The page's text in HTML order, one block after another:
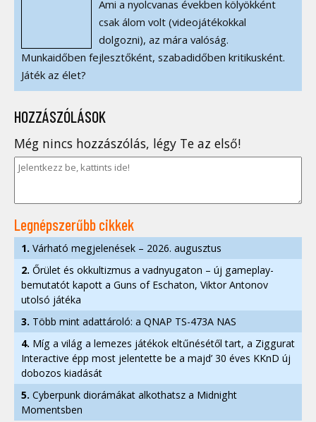
Ami a nyolcvanas években kölyökként
csak álom volt (videojátékokkal
dolgozni), az mára valóság.
Munkaidőben fejlesztőként, szabadidőben kritikusként.
Játék az élet?
HOZZÁSZÓLÁSOK
Még nincs hozzászólás, légy Te az első!
Legnépszerűbb cikkek
1. Várható megjelenések – 2026. augusztus
2. Őrület és okkultizmus a vadnyugaton – új gameplay-
bemutatót kapott a Guns of Eschaton, Viktor Antonov
utolsó játéka
3. Több mint adattároló: a QNAP TS-473A NAS
4. Míg a világ a lemezes játékok eltűnésétől tart, a Ziggurat
Interactive épp most jelentette be a majd’ 30 éves KKnD új
dobozos kiadását
5. Cyberpunk diorámákat alkothatsz a Midnight
Momentsben